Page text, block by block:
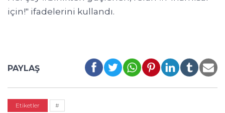
için!" ifadelerini kullandı.
PAYLAŞ
Etiketler #